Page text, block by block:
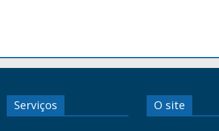
Serviços O site